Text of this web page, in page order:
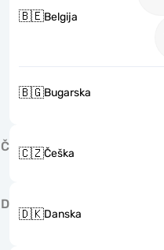
🇧🇪Belgija
🇧🇬Bugarska
Č 🇨🇿Češka
D
🇩🇰Danska